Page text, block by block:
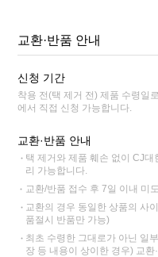
교환·반품 안내
신청 기간
착용 전(택 제거 전) 제품 수령일
에서 직접 신청 가능합니다.
교환·반품 안내
택 제거와 제품 훼손 없이 CJ
리 가능합니다.
교환/반품 접수 후 7일 이내 미
교환의 경우 동일한 상품의 사
품절시 반품만 가능)
최초 수령한 그대로가 아닌 일
장 등 내용이 상이한 경우) 교환